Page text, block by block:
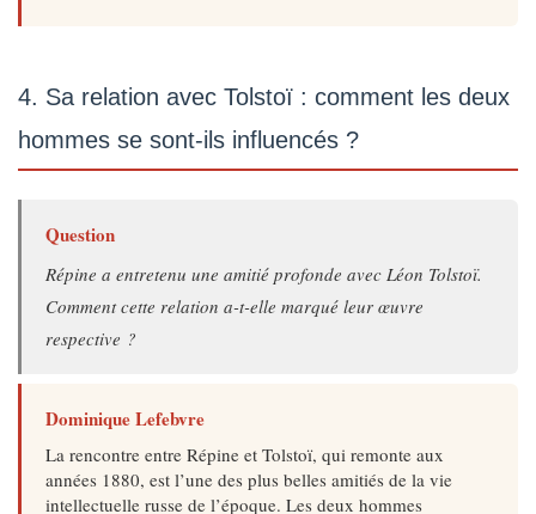
4. Sa relation avec Tolstoï : comment les deux
hommes se sont-ils influencés ?
Question
Répine a entretenu une amitié profonde avec Léon Tolstoï.
Comment cette relation a-t-elle marqué leur œuvre
respective ?
Dominique Lefebvre
La rencontre entre Répine et Tolstoï, qui remonte aux
années 1880, est l’une des plus belles amitiés de la vie
intellectuelle russe de l’époque. Les deux hommes